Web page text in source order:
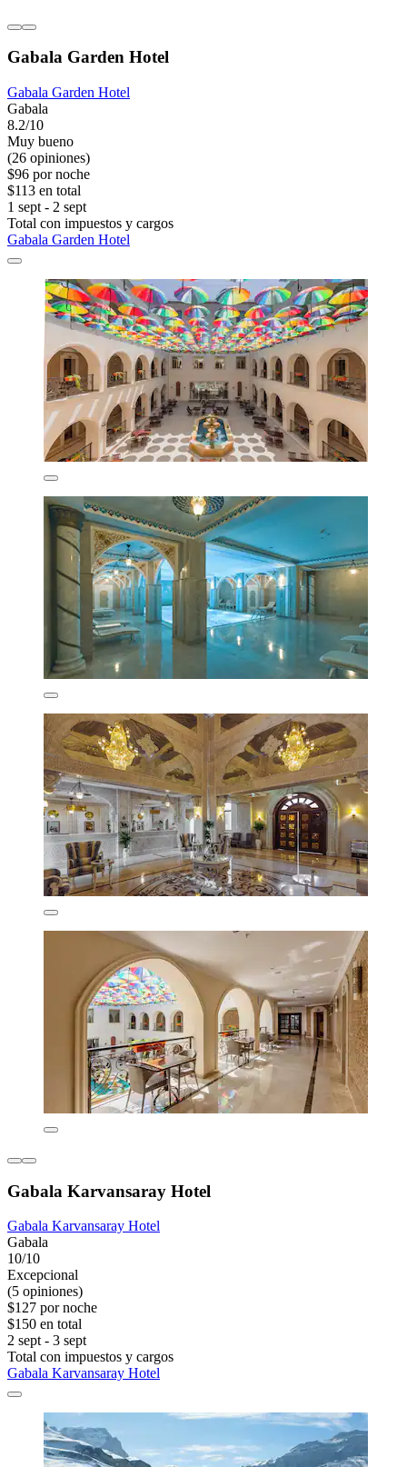
Gabala Garden Hotel
Gabala Garden Hotel
Gabala
8.2/10
Muy bueno
(26 opiniones)
$96 por noche
$113 en total
1 sept - 2 sept
Total con impuestos y cargos
Gabala Garden Hotel
Gabala Karvansaray Hotel
Gabala Karvansaray Hotel
Gabala
10/10
Excepcional
(5 opiniones)
$127 por noche
$150 en total
2 sept - 3 sept
Total con impuestos y cargos
Gabala Karvansaray Hotel